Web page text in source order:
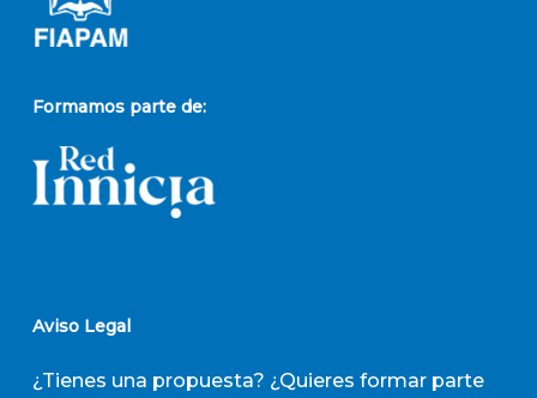
Formamos parte de:
Aviso Legal
¿Tienes una propuesta? ¿Quieres formar parte